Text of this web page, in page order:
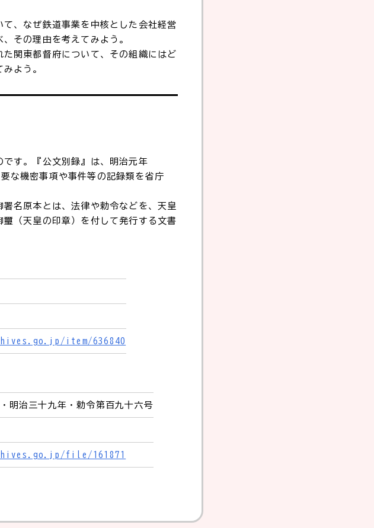
、なぜ鉄道事業を中核とした会社経営
その理由を考えてみよう。
関東都督府について、その組織にはど
よう。
す。『公文別録』は、明治元年
な機密事項や事件等の記録類を省庁
名原本とは、法律や勅令などを、天皇
（天皇の印章）を付して発行する文書
item/636840
明治三十九年・勅令第百九十六号
file/161871